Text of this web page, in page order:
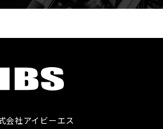
会社アイビーエス